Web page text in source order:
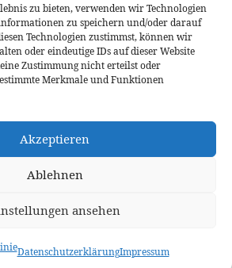
zu bieten, verwenden wir Technologien
zu speichern und/oder darauf
Technologien zustimmst, können wir
oder eindeutige IDs auf dieser Website
Zustimmung nicht erteilst oder
Merkmale und Funktionen
Akzeptieren
Ablehnen
ansehen
DatenschutzerklärungImpressum
Videobearbeitung
YouTube-Kanal YouTube-Videos
Cookie Richtlinie
Impressum
vonFlorian Brinkmann